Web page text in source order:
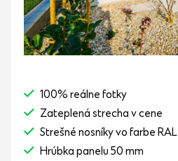
100% reálne fotky
Zateplená strecha v cene
Strešné nosníky vo farbe RAL
Hrúbka panelu 50 mm